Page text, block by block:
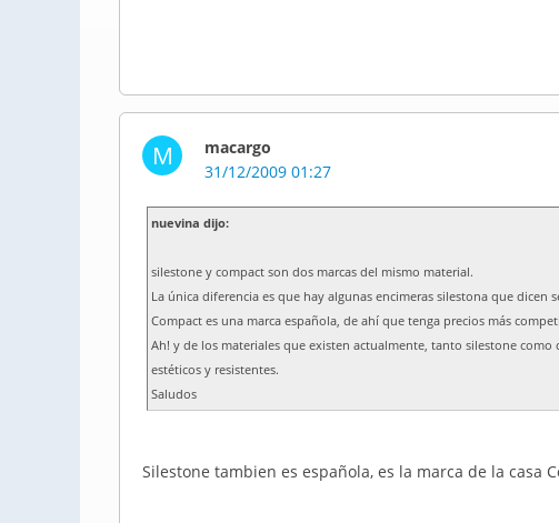
M
macargo
31/12/2009 01:27
nuevina dijo:
silestone y compact son dos marcas del mismo material.
La única diferencia es que hay algunas encimeras silestona que dicen
Compact es una marca española, de ahí que tenga precios más
Ah! y de los materiales que existen actualmente, tanto silestone
estéticos y resistentes.
Saludos
Silestone tambien es española, es la marca de la casa